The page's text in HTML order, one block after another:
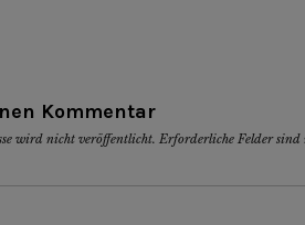
Kommentar
wird nicht veröffentlicht. Erforderliche Felder